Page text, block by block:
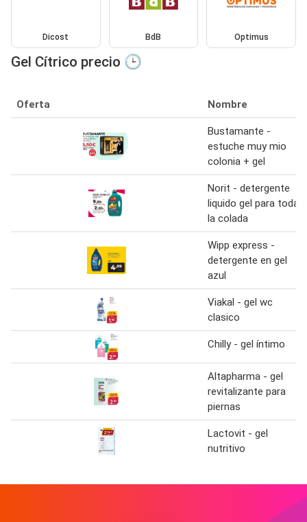
Dicost BdB Optimus
Gel Cítrico precio 🕒
Oferta Nombre
Bustamante -
estuche muy mio
colonia + gel
Norit - detergente
liquido gel para toda
la colada
Wipp express -
detergente en gel
azul
Viakal - gel wc
clasico
Chilly - gel íntimo
Altapharma - gel
revitalizante para
piernas
Lactovit - gel
nutritivo